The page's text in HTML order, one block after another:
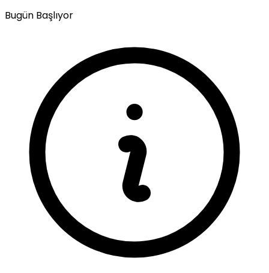
Bugün Başlıyor